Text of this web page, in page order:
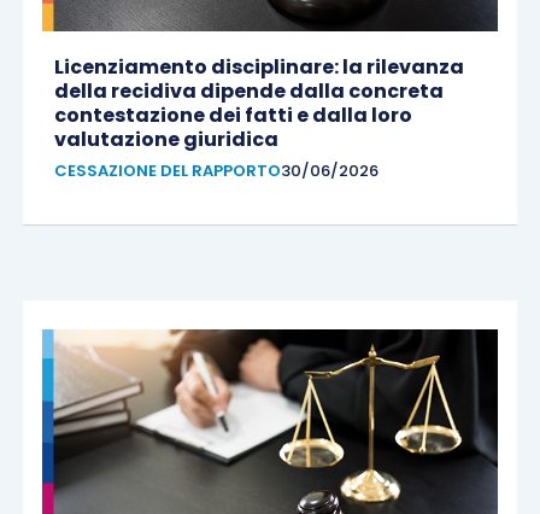
Licenziamento disciplinare: la rilevanza
della recidiva dipende dalla concreta
contestazione dei fatti e dalla loro
valutazione giuridica
CESSAZIONE DEL RAPPORTO30/06/2026